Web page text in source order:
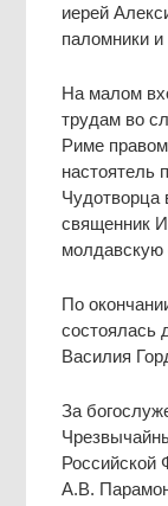
иерей
паломники
На малом
трудам во
Риме
настоятель
Чудотворца
священник
молдавскую
По
состоялась
Василия
За
Российской
А.В.